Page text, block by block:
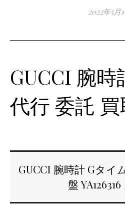
2022年5月
GUCCI 腕
代行 委託 買
GUCCI 腕時計 Gタイ
盤